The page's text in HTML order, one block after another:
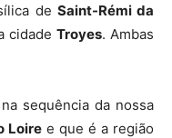
de Saint-Rémi da
cidade Troyes. Ambas
sequência da nossa
Loire e que é a região